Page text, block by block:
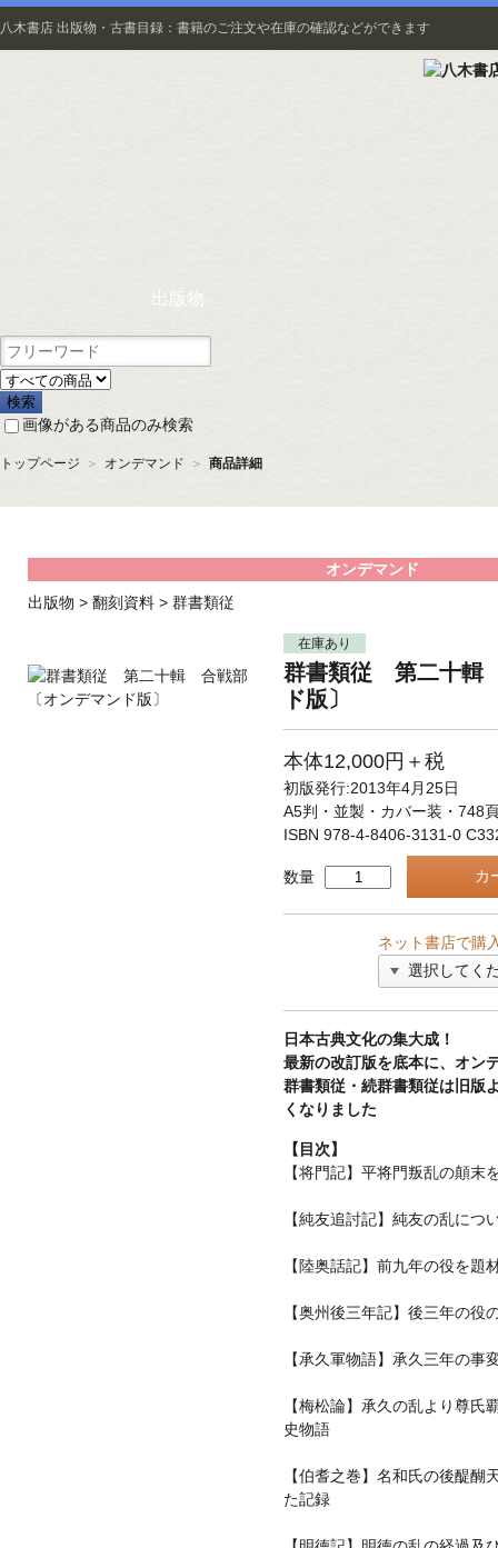
八木書店 出版物・古書目録：書籍のご注文や在庫の確認などができます
出版物
画像がある商品のみ検索
トップページ ＞ オンデマンド ＞ 商品詳細
オンデマンド
出版物 > 翻刻資料 > 群書類従
在庫あり
群書類従 第二十輯
ド版〕
本体12,000円＋税
初版発行:2013年4月25日
A5判・並製・カバー装・748
ISBN 978-4-8406-3131-0
数量
ネット書店で購
日本古典文化の集大成！
最新の改訂版を底本に、オン
群書類従・続群書類従は旧版
くなりました
【目次】
【将門記】平将門叛乱の顛末
【純友追討記】純友の乱につ
【陸奥話記】前九年の役を題
【奥州後三年記】後三年の役
【承久軍物語】承久三年の事
【梅松論】承久の乱より尊氏
史物語
【伯耆之巻】名和氏の後醍醐
た記録